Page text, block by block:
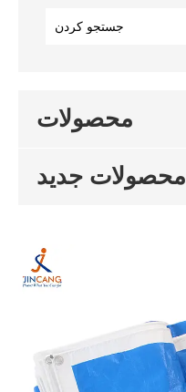
محصولات
محصولات جدید